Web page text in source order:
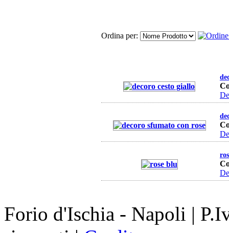
Ordina per:
Forio d'Ischia - Napoli |